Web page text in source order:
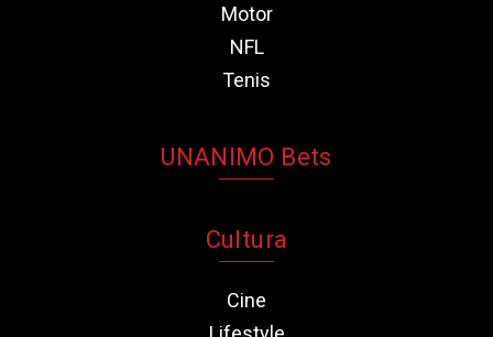
Motor
NFL
Tenis
UNANIMO Bets
Cultura
Cine